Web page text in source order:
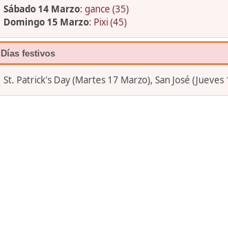
Sábado 14 Marzo: gance (35)
Domingo 15 Marzo: Pixi (45)
Días festivos
St. Patrick's Day (Martes 17 Marzo), San José